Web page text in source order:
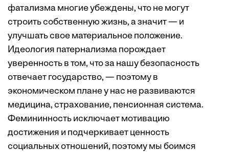
фатализма многие убеждены, что не могут
строить собственную жизнь, а значит — и
улучшать свое материальное положение.
Идеология патернализма порождает
уверенность в том, что за нашу безопасность
отвечает государство, — поэтому в
экономическом плане у нас не развиваются
медицина, страхование, пенсионная система.
Фемининность исключает мотивацию
достижения и подчеркивает ценность
социальных отношений, поэтому мы боимся